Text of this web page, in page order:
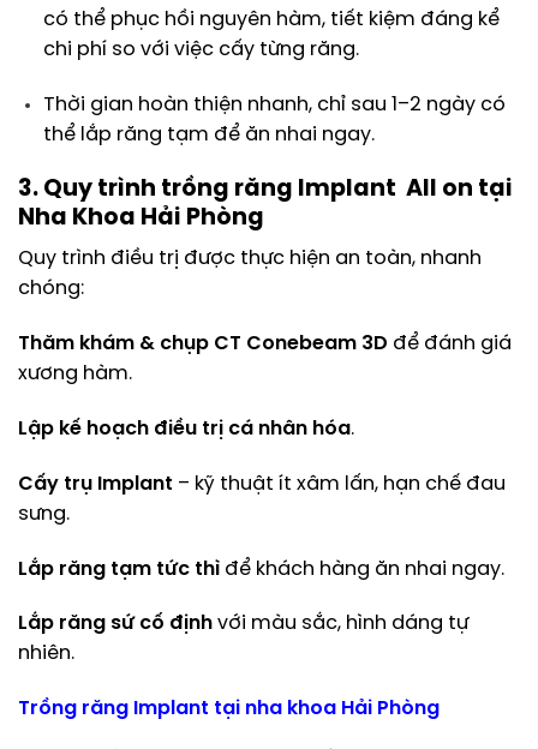
có thể phục hồi nguyên hàm, tiết kiệm đáng kể
chi phí so với việc cấy từng răng.
Thời gian hoàn thiện nhanh, chỉ sau 1–2 ngày có
thể lắp răng tạm để ăn nhai ngay.
3. Quy trình trồng răng Implant All on tại
Nha Khoa Hải Phòng
Quy trình điều trị được thực hiện an toàn, nhanh
chóng:
Thăm khám & chụp CT Conebeam 3D để đánh giá
xương hàm.
Lập kế hoạch điều trị cá nhân hóa.
Cấy trụ Implant – kỹ thuật ít xâm lấn, hạn chế đau
sưng.
Lắp răng tạm tức thì để khách hàng ăn nhai ngay.
Lắp răng sứ cố định với màu sắc, hình dáng tự
nhiên.
Trồng răng Implant tại nha khoa Hải Phòng